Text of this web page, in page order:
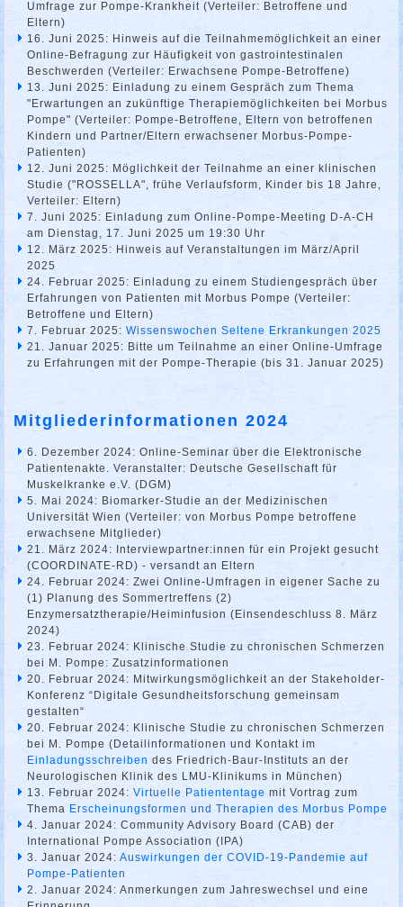
Umfrage zur Pompe-Krankheit (Verteiler: Betroffene und
Eltern)
16. Juni 2025: Hinweis auf die Teilnahmemöglichkeit an einer
Online-Befragung zur Häufigkeit von gastrointestinalen
Beschwerden (Verteiler: Erwachsene Pompe-Betroffene)
13. Juni 2025: Einladung zu einem Gespräch zum Thema
"Erwartungen an zukünftige Therapiemöglichkeiten bei Morbus
Pompe" (Verteiler: Pompe-Betroffene, Eltern von betroffenen
Kindern und Partner/Eltern erwachsener Morbus-Pompe-
Patienten)
12. Juni 2025: Möglichkeit der Teilnahme an einer klinischen
Studie ("ROSSELLA", frühe Verlaufsform, Kinder bis 18 Jahre,
Verteiler: Eltern)
7. Juni 2025: Einladung zum Online-Pompe-Meeting D-A-CH
am Dienstag, 17. Juni 2025 um 19:30 Uhr
12. März 2025: Hinweis auf Veranstaltungen im März/April
2025
24. Februar 2025: Einladung zu einem Studiengespräch über
Erfahrungen von Patienten mit Morbus Pompe (Verteiler:
Betroffene und Eltern)
7. Februar 2025:Wissenswochen Seltene Erkrankungen 2025
21. Januar 2025: Bitte um Teilnahme an einer Online-Umfrage
zu Erfahrungen mit der Pompe-Therapie (bis 31. Januar 2025)
Mitgliederinformationen 2024
6. Dezember 2024: Online-Seminar über die Elektronische
Patientenakte. Veranstalter: Deutsche Gesellschaft für
Muskelkranke e.V. (DGM)
5. Mai 2024: Biomarker-Studie an der Medizinischen
Universität Wien (Verteiler: von Morbus Pompe betroffene
erwachsene Mitglieder)
21. März 2024: Interviewpartner:innen für ein Projekt gesucht
(COORDINATE-RD) - versandt an Eltern
24. Februar 2024: Zwei Online-Umfragen in eigener Sache zu
(1) Planung des Sommertreffens (2)
Enzymersatztherapie/Heiminfusion (Einsendeschluss 8. März
2024)
23. Februar 2024: Klinische Studie zu chronischen Schmerzen
bei M. Pompe: Zusatzinformationen
20. Februar 2024: Mitwirkungsmöglichkeit an der Stakeholder-
Konferenz “Digitale Gesundheitsforschung gemeinsam
gestalten“
20. Februar 2024: Klinische Studie zu chronischen Schmerzen
bei M. Pompe (Detailinformationen und Kontakt im
Einladungsschreiben des Friedrich-Baur-Instituts an der
Neurologischen Klinik des LMU-Klinikums in München)
13. Februar 2024:Virtuelle Patiententage mit Vortrag zum
Thema Erscheinungsformen und Therapien des Morbus Pompe
4. Januar 2024: Community Advisory Board (CAB) der
International Pompe Association (IPA)
3. Januar 2024:Auswirkungen der COVID-19-Pandemie auf
Pompe-Patienten
2. Januar 2024: Anmerkungen zum Jahreswechsel und eine